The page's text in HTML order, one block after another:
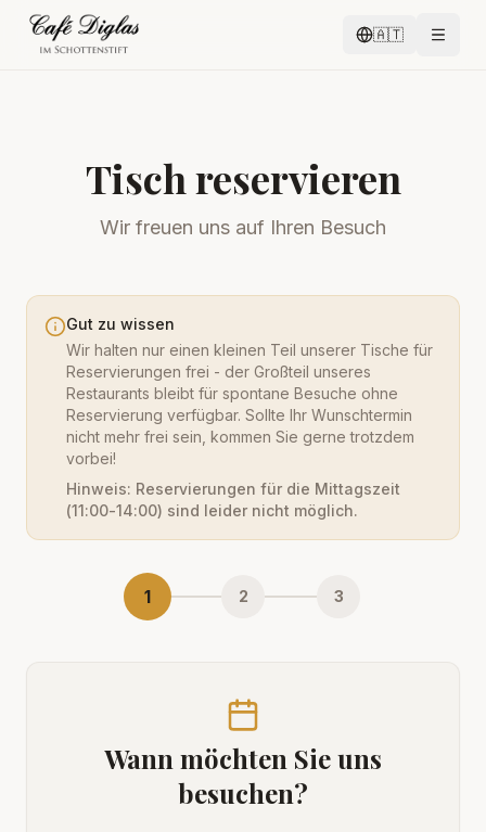
🇦🇹
Tisch reservieren
Wir freuen uns auf Ihren Besuch
Gut zu wissen
Wir halten nur einen kleinen Teil unserer Tische für
Reservierungen frei - der Großteil unseres
Restaurants bleibt für spontane Besuche ohne
Reservierung verfügbar. Sollte Ihr Wunschtermin
nicht mehr frei sein, kommen Sie gerne trotzdem
vorbei!
Hinweis: Reservierungen für die Mittagszeit
(11:00-14:00) sind leider nicht möglich.
1 2 3
Wann möchten Sie uns
besuchen?